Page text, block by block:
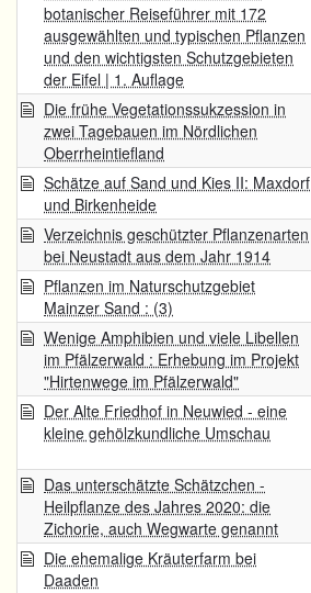
botanischer Reiseführer mit 172
ausgewählten und typischen Pflanzen
und den wichtigsten Schutzgebieten
der Eifel | 1. Auflage
Die frühe Vegetationssukzession in
zwei Tagebauen im Nördlichen
Oberrheintiefland
Schätze auf Sand und Kies II: Maxdorf
und Birkenheide
Verzeichnis geschützter Pflanzenarten
bei Neustadt aus dem Jahr 1914
Pflanzen im Naturschutzgebiet
Mainzer Sand : (3)
Wenige Amphibien und viele Libellen
im Pfälzerwald : Erhebung im Projekt
"Hirtenwege im Pfälzerwald"
Der Alte Friedhof in Neuwied - eine
kleine gehölzkundliche Umschau
Das unterschätzte Schätzchen -
Heilpflanze des Jahres 2020: die
Zichorie, auch Wegwarte genannt
Die ehemalige Kräuterfarm bei
Daaden